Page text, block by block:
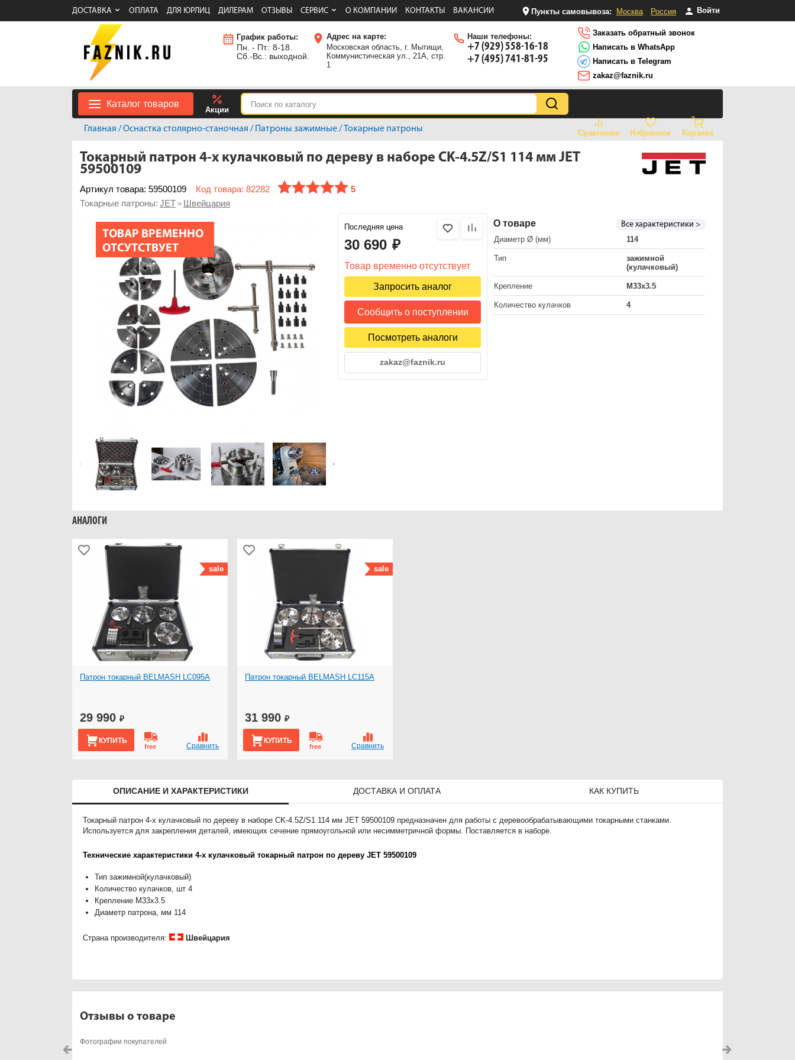
ДОСТАВКА ОПЛАТА ДЛЯ ЮРЛИЦ ДИЛЕРАМ ОТЗЫВЫ СЕРВИС О КОМПАНИИ КОНТАКТЫ ВАКАНСИИ Пункты самовывоза: Москва Россия Войти
График работы:
Пн. - Пт.: 8-18.
Сб.-Вс.: выходной.
Адрес на карте:
Московская область, г. Мытищи,
Коммунистическая ул., 21А, стр.
1
Наши телефоны:
+7 (929) 558-16-18
+7 (495) 741-81-95
Заказать обратный звонок
Написать в WhatsApp
Написать в Telegram
zakaz@faznik.ru
Каталог товаров
Акции
Сравнение Избранное Корзина
Главная /Оснастка столярно-станочная / Патроны зажимные/Токарные патроны
Токарный патрон 4-х кулачковый по дереву в наборе CK-4.5Z/S1 114 мм JET
59500109
Артикул товара: 59500109 Код товара: 82282
5
Токарные патроны: JET > Швейцария
Последняя цена
30 690 ₽
Товар временно отсутствует
Запросить аналог
Сообщить о поступлении
Посмотреть аналоги
zakaz@faznik.ru
О товаре
Все характеристики >
Диаметр Ø (мм)
114
Тип
зажимной
(кулачковый)
Крепление M33х3.5
Количество кулачков 4
АНАЛОГИ
sale
Сравнить
Патрон токарный BELMASH LC095A
КУПИТЬ
29 990 ₽
free
sale
Сравнить
Патрон токарный BELMASH LC115A
КУПИТЬ
31 990 ₽
free
ОПИСАНИЕ И ХАРАКТЕРИСТИКИ ДОСТАВКА И ОПЛАТА КАК КУПИТЬ
Токарный патрон 4-х кулачковый по дереву в наборе CK-4.5Z/S1 114 мм JET 59500109 предназначен для работы с деревообрабатывающими токарными станками.
Используется для закрепления деталей, имеющих сечение прямоугольной или несимметричной формы. Поставляется в наборе.
Технические характеристики 4-х кулачковый токарный патрон по дереву JET 59500109
Тип зажимной(кулачковый)
Количество кулачков, шт 4
Крепление M33х3.5
Диаметр патрона, мм 114
Страна производителя: Швейцария
Отзывы о товаре
Фотографии покупателей